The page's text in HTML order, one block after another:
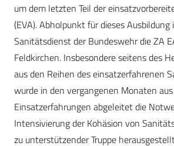
um dem letzten Teil der
(EVA). Abholpunkt für dieses Ausbildung
Sanitätsdienst der Bundeswehr die ZA
Feldkirchen. Insbesondere seitens des
aus den Reihen des einsatzerfahrenen
wurde in den vergangenen Monaten
Einsatzerfahrungen abgeleitet die
Intensivierung der Kohäsion von
zu unterstützender Truppe